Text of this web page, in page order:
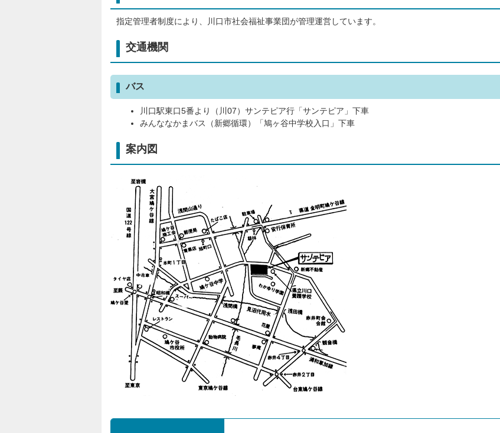
指定管理者制度により、川口市社会福祉事業団が管理運営しています。
交通機関
バス
川口駅東口5番より（川07）サンテピア行「サンテピア」下車
みんななかまバス（新郷循環）「鳩ヶ谷中学校入口」下車
案内図